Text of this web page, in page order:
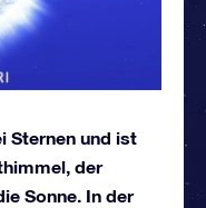
Sternen und ist
der
Sonne. In der